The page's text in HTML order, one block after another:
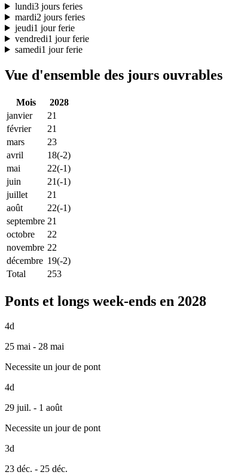
lundi3 jours feries
mardi2 jours feries
jeudi1 jour ferie
vendredi1 jour ferie
samedi1 jour ferie
Vue d'ensemble des jours ouvrables
Mois
2028
janvier
21
février
21
mars
23
avril
18(-2)
mai
22(-1)
juin
21(-1)
juillet
21
août
22(-1)
septembre 21
octobre
22
novembre 22
décembre 19(-2)
Total
253
Ponts et longs week-ends en 2028
4d
25 mai - 28 mai
Necessite un jour de pont
4d
29 juil. - 1 août
Necessite un jour de pont
3d
23 déc. - 25 déc.